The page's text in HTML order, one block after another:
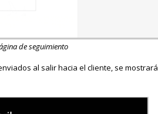
de seguimiento
al salir hacia el cliente, se mostrará